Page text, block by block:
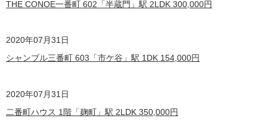
THE CONOE一番町 602「半蔵門」駅 2LDK 300,000円
2020年07月31日
シャンブル三番町 603「市ケ谷」駅 1DK 154,000円
2020年07月31日
二番町ハウス 1階「麹町」駅 2LDK 350,000円